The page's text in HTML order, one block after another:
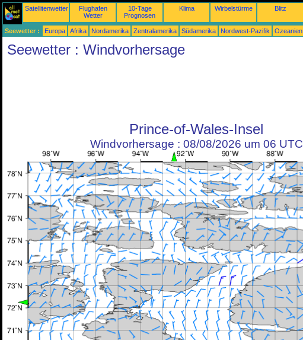
Satellitenwetter
Flughafen
Wetter
10-Tage
Prognosen
Klima Wirbelstürme Blitz
Seewetter : Europa Afrika Nordamerika Zentralamerika Südamerika Nordwest-Pazifik Ozeanien
Seewetter : Windvorhersage
Prince-of-Wales-Insel
Windvorhersage : 08/08/2026 um 06 UTC